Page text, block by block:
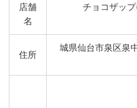
店舗
名
チョコザッ
住所
城県仙台市泉区泉